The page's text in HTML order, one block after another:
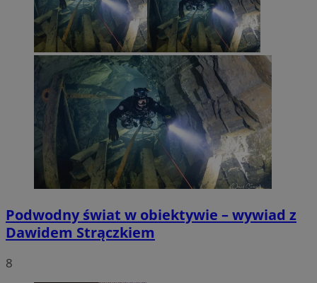
Podwodny świat w obiektywie – wywiad z
Dawidem Strączkiem
8